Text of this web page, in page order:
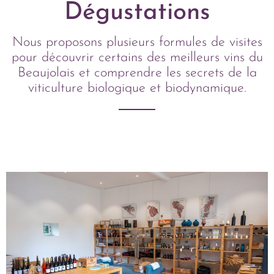
Dégustations
Nous proposons plusieurs formules de visites
pour découvrir certains des meilleurs vins du
Beaujolais et comprendre les secrets de la
viticulture biologique et biodynamique.